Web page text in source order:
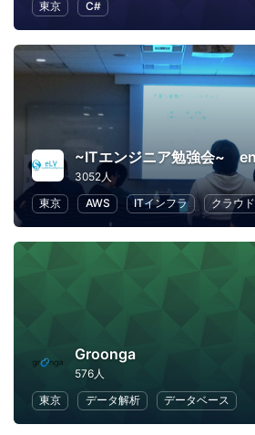
東京 C#
3052人
東京
AWS ITインフラ クラウド
Groonga
576人
東京
データ解析 データベース